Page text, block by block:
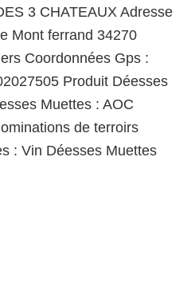
3 CHATEAUX Adresse
Mont ferrand 34270
Coordonnées Gps :
Produit Déesses
Muettes : AOC
de terroirs
: Vin Déesses Muettes